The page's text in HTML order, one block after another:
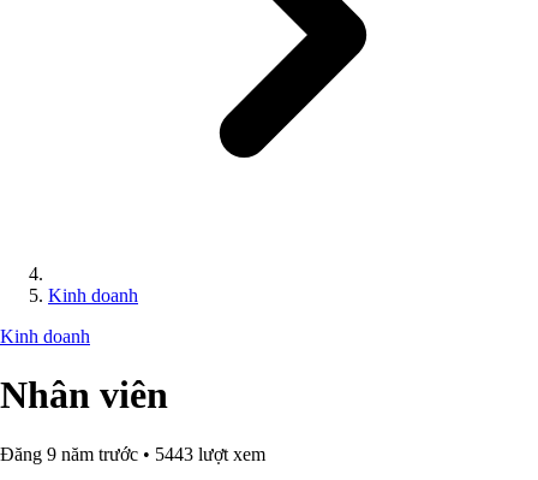
Kinh doanh
Kinh doanh
Nhân viên
Đăng 9 năm trước • 5443 lượt xem